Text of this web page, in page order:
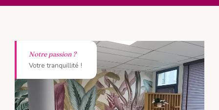
Notre passion ?
Votre tranquillité !